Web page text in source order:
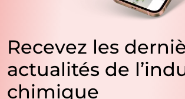
Recevez les
actualités de
chimique